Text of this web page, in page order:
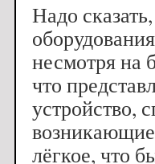
Надо
несмотря на
что
устройство,
возникающие
лёгкое, что